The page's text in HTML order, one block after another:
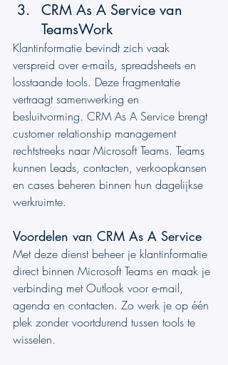
CRM As A Service van
TeamsWork
Klantinformatie bevindt zich vaak
verspreid over e-mails, spreadsheets en
losstaande tools. Deze fragmentatie
vertraagt samenwerking en
besluitvorming. CRM As A Service brengt
customer relationship management
rechtstreeks naar Microsoft Teams. Teams
kunnen Leads, contacten, verkoopkansen
en cases beheren binnen hun dagelijkse
werkruimte.
Voordelen van CRM As A Service
Met deze dienst beheer je klantinformatie
direct binnen Microsoft Teams en maak je
verbinding met Outlook voor e-mail,
agenda en contacten. Zo werk je op één
plek zonder voortdurend tussen tools te
wisselen.